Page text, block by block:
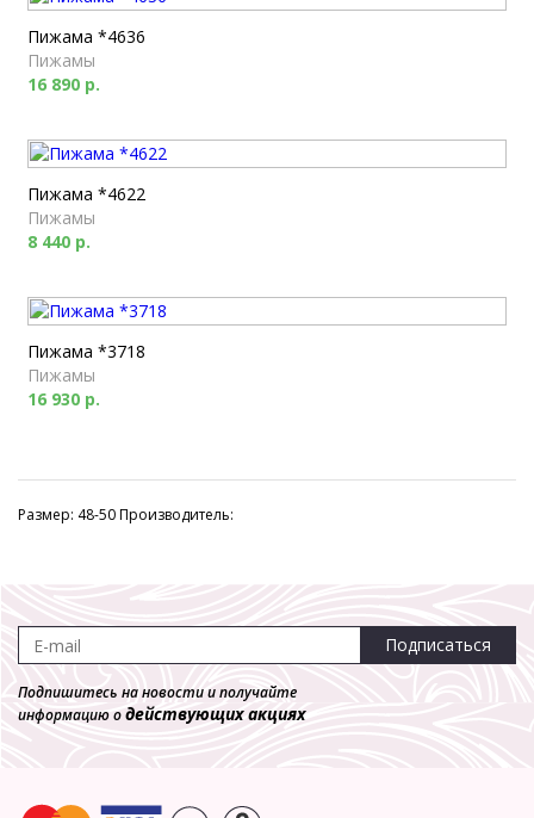
Пижама *4636
Пижамы
16 890 р.
Пижама *4622
Пижамы
8 440 р.
Пижама *3718
Пижамы
16 930 р.
Размер: 48-50 Производитель:
Подписаться
Подпишитесь на новости и получайте
информацию одействующих акциях